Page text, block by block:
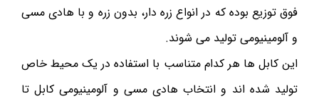
فوق توزیع بوده که در انواع زره دار، بدون زره و با هادی مسی
و آلومینیومی تولید می شوند.
این کابل ها هر کدام متناسب با استفاده در یک محیط خاص
تولید شده اند و انتخاب هادی مسی و آلومینیومی کابل تا